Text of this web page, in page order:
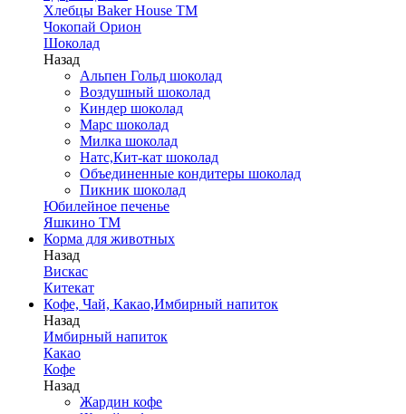
Хлебцы Baker House ТМ
Чокопай Орион
Шоколад
Назад
Альпен Гольд шоколад
Воздушный шоколад
Киндер шоколад
Марс шоколад
Милка шоколад
Натс,Кит-кат шоколад
Объединенные кондитеры шоколад
Пикник шоколад
Юбилейное печенье
Яшкино ТМ
Корма для животных
Назад
Вискас
Китекат
Кофе, Чай, Какао,Имбирный напиток
Назад
Имбирный напиток
Какао
Кофе
Назад
Жардин кофе